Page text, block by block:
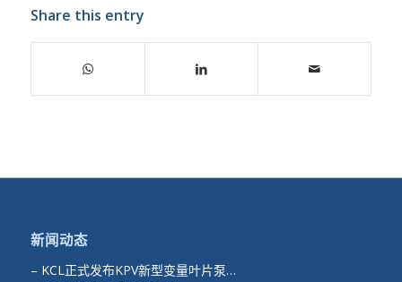
Share this entry
新闻动态
– KCL正式发布KPV新型变量叶片泵…